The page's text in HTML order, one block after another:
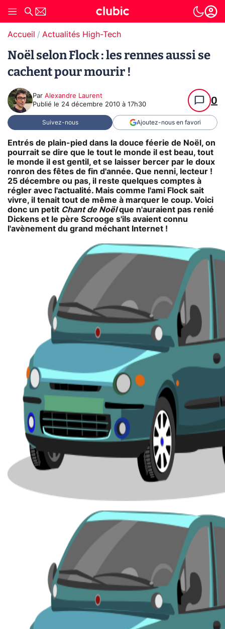
Accueil Actualités High-Tech
Noël selon Flock : les rennes aussi se
cachent pour mourir !
Par Alexandre Laurent
Publié le 24 décembre 2010 à 17h30 0
Suivez-nous Ajoutez-nous en favori
Entrés de plain-pied dans la douce féerie de Noël, on
pourrait se dire que le tout le monde il est beau, tout
le monde il est gentil, et se laisser bercer par le doux
ronron des fêtes de fin d'année. Que nenni, lecteur !
25 décembre ou pas, il reste quelques comptes à
régler avec l'actualité. Mais comme l'ami Flock sait
vivre, il tenait tout de même à marquer le coup. Voici
donc un petit Chant de Noëlque n'auraient pas renié
Dickens et le père Scrooge s'ils avaient connu
l'avènement du grand méchant Internet !